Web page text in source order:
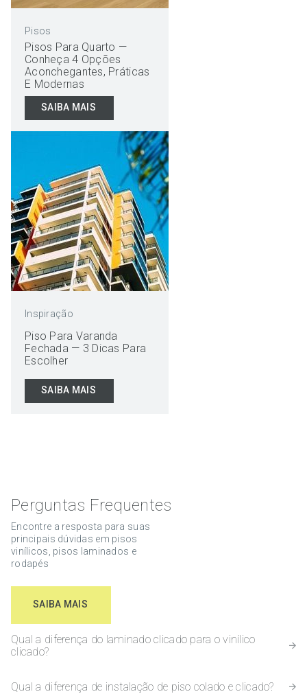
Pisos
Pisos Para Quarto —
Conheça 4 Opções
Aconchegantes, Práticas
E Modernas
SAIBA MAIS
Inspiração
Piso Para Varanda
Fechada — 3 Dicas Para
Escolher
SAIBA MAIS
Perguntas Frequentes
Encontre a resposta para suas
principais dúvidas em pisos
vinílicos, pisos laminados e
rodapés
SAIBA MAIS
Qual a diferença do laminado clicado para o vinílico
clicado?
Qual a diferença de instalação de piso colado e clicado?